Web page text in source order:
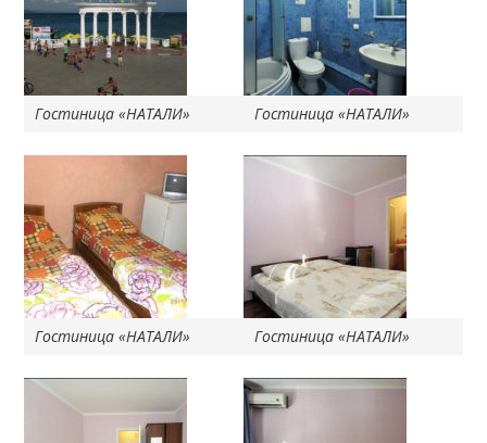
Гостиница «НАТАЛИ» Гостиница «НАТАЛИ»
Гостиница «НАТАЛИ» Гостиница «НАТАЛИ»